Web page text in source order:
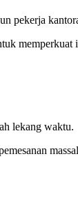
pekerja
memperkuat
lekang waktu.